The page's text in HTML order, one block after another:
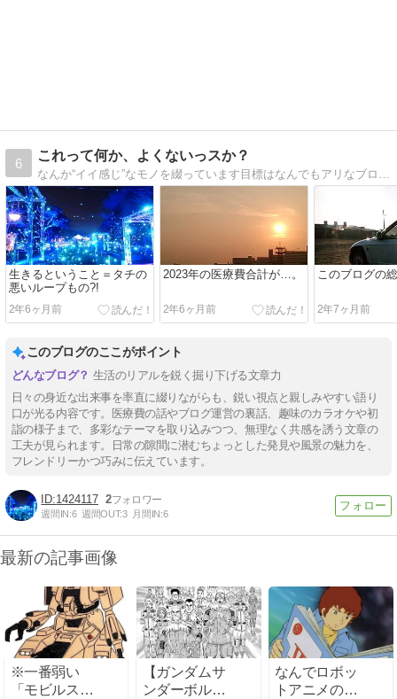
6
これって何か、よくないっスか？
生きるということ＝タチの
悪いループもの?!
2年6ヶ月前
2023年の医療費合計が…。
2年6ヶ月前
このブログの
2年7ヶ月前
このブログのここがポイント
生活のリアルを鋭く掘り下げる文章力
日々の身近な出来事を率直に綴りながらも、鋭い視点と親しみやすい語り
口が光る内容です。医療費の話やブログ運営の裏話、趣味のカラオケや初
詣の様子まで、多彩なテーマを取り込みつつ、無理なく共感を誘う文章の
工夫が見られます。日常の隙間に潜むちょっとした発見や風景の魅力を、
フレンドリーかつ巧みに伝えています。
1424117 2
週間IN:6 週間OUT:3 月間IN:6
最新の記事画像
※一番弱い
「モビルスー
【ガンダムサ
ンダーボル
なんでロボッ
トアニメの主